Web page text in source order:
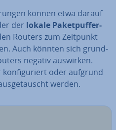
können etwa darauf
der lokale Pa­ket­puf­fer­
Routers zum Zeitpunkt
Auch könnten sich grund­
negativ auswirken.
kon­fi­gu­riert oder aufgrund
werden.